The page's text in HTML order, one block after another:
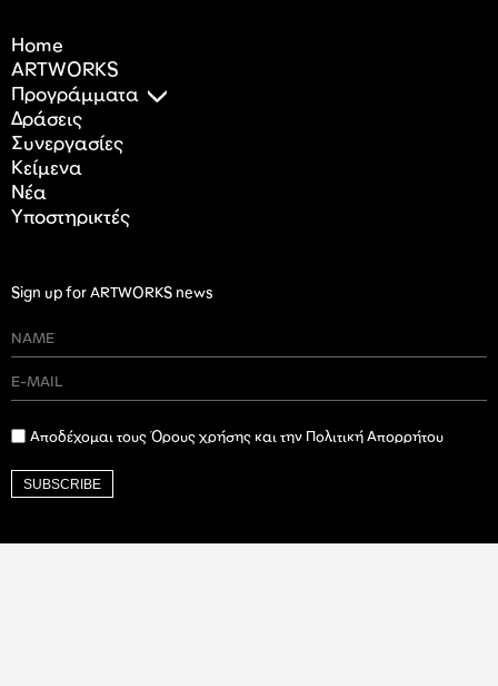
Home
ARTWORKS
Προγράμματα
Δράσεις
Συνεργασίες
Κείμενα
Nέα
Υποστηρικτές
Sign up for ARTWORKS news
Αποδέχομαι τους Όρους χρήσης και την Πολιτική Απορρήτου
SUBSCRIBE